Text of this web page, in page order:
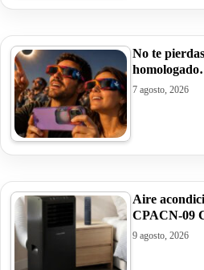
No te
7 agosto, 2026
Aire
CPACN-09
9 agosto, 2026